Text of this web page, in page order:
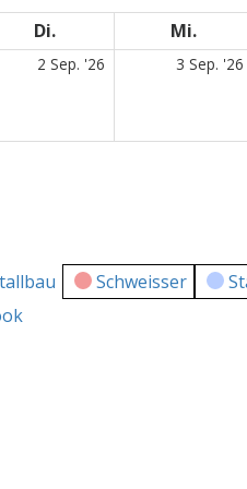
Di. Mi.
2 Sep. '26 3 Sep. '26
Schweisser